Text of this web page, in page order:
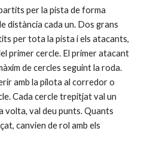
per la pista de forma
distància cada un. Dos grans
per tota la pista i els atacants,
primer cercle. El primer atacant
de cercles seguint la roda.
amb la pilota al corredor o
Cada cercle trepitjat val un
volta, val deu punts. Quants
canvien de rol amb els